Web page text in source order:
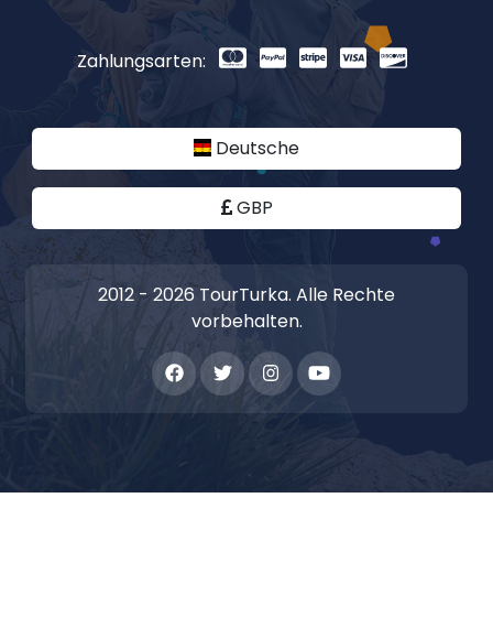
Zahlungsarten:
Deutsche
GBP
2012 - 2026 TourTurka. Alle Rechte
vorbehalten.